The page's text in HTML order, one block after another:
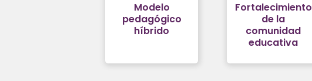
Modelo
pedagógico
híbrido
Fortalecimiento
de la
comunidad
educativa